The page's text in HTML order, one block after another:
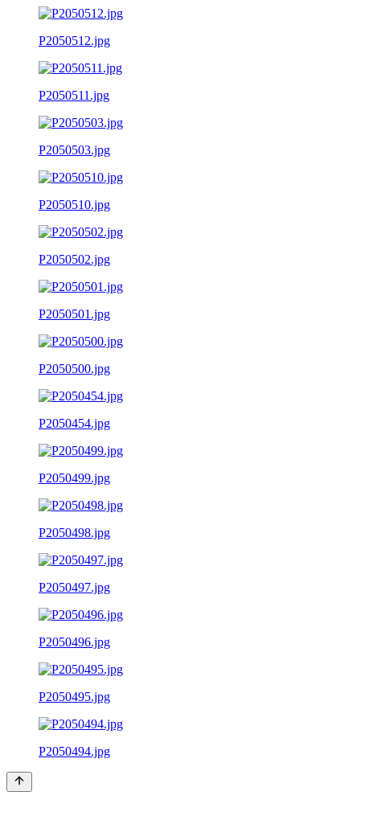
P2050512.jpg
P2050511.jpg
P2050503.jpg
P2050510.jpg
P2050502.jpg
P2050501.jpg
P2050500.jpg
P2050454.jpg
P2050499.jpg
P2050498.jpg
P2050497.jpg
P2050496.jpg
P2050495.jpg
P2050494.jpg